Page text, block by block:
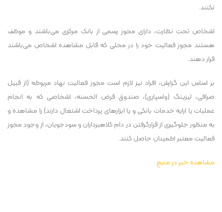
نکنند.
اشخاص تحت نظارت، دارای مجوز رسمی از بانک مرکزی می‌باشند و موظف
هستند مجوز فعالیت خود را در محلی که قابل مشاهده اشخاص می‌باشند
قرار دهند.
بر اساس این گزارش، افراد نیز لازم است مجوز فعالیت نهاد مربوطه (از قبیل
صرافی، لیزینگ (واسپاری)، صندوق قرض الحسنه، اشخاصی که به انجام
عملیات یا ارایه خدمات بانکی و یا ابزار‌های پرداخت اشتغال دارند) را مشاهده و
به منظور جلوگیری از قرارگرفتن در دام کلاهبرداران و سودجویان، از وجود مجوز
فعالیت معتبر اطمینان حاصل کنند.
مشاهده خبر در منبع